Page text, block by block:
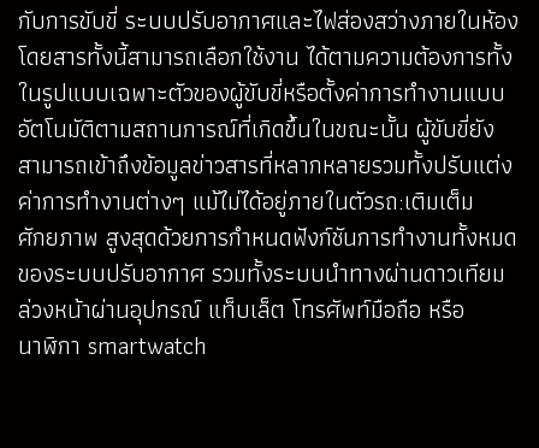
กับการขับขี่ ระบบปรับอากาศและไฟส่องสว่างภายในห้อง
โดยสารทั้งนี้สามารถเลือกใช้งาน ได้ตามความต้องการทั้ง
ในรูปแบบเฉพาะตัวของผู้ขับขี่หรือตั้งค่าการทำงานแบบ
อัตโนมัติตามสถานการณ์ที่เกิดขึ้นในขณะนั้น ผู้ขับขี่ยัง
สามารถเข้าถึงข้อมูลข่าวสารที่หลากหลายรวมทั้งปรับแต่ง
ค่าการทำงานต่างๆ แม้ไม่ได้อยู่ภายในตัวรถ:เติมเต็ม
ศักยภาพ สูงสุดด้วยการกำหนดฟังก์ชันการทำงานทั้งหมด
ของระบบปรับอากาศ รวมทั้งระบบนำทางผ่านดาวเทียม
ล่วงหน้าผ่านอุปกรณ์ แท็บเล็ต โทรศัพท์มือถือ หรือ
นาฬิกา smartwatch